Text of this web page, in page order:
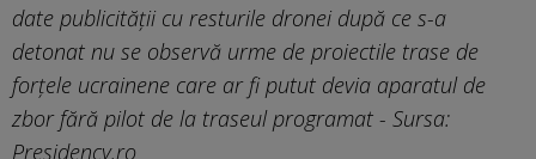
date publicității cu resturile dronei după ce s-a
detonat nu se observă urme de proiectile trase de
forțele ucrainene care ar fi putut devia aparatul de
zbor fără pilot de la traseul programat - Sursa:
Presidency.ro